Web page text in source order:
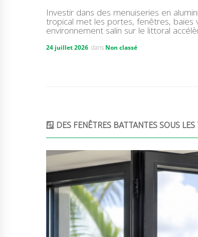
Investir dans des menuiseries en
tropical met les portes, fenêtres, baies
environnement salin sur le littoral
24 juillet 2026 dans Non classé
🪟 DES FENÊTRES BATTANTES SOUS